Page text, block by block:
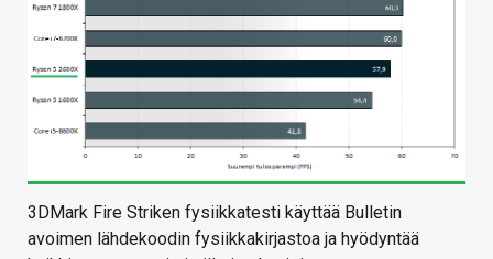
3DMark Fire Striken fysiikkatesti käyttää Bulletin
avoimen lähdekoodin fysiikkakirjastoa ja hyödyntää